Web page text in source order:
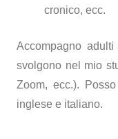
cronico, ecc.
Accompagno
svolgono nel mio
Zoom, ecc.).
inglese e italiano.